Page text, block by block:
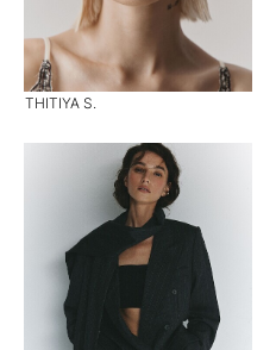
THITIYA S.